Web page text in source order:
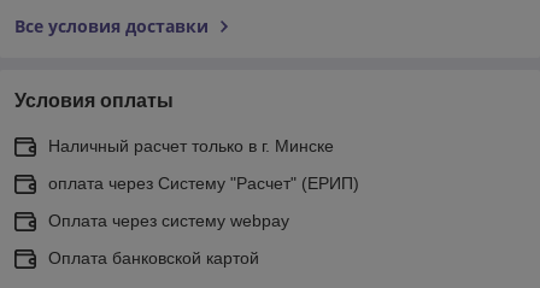
Все условия доставки
Условия оплаты
Наличный расчет только в г. Минске
оплата через Систему "Расчет" (ЕРИП)
Оплата через систему webpay
Оплата банковской картой